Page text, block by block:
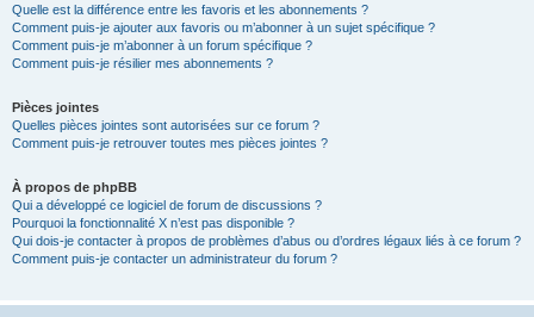
Quelle est la différence entre les favoris et les abonnements ?
Comment puis-je ajouter aux favoris ou m’abonner à un sujet spécifique ?
Comment puis-je m’abonner à un forum spécifique ?
Comment puis-je résilier mes abonnements ?
Pièces jointes
Quelles pièces jointes sont autorisées sur ce forum ?
Comment puis-je retrouver toutes mes pièces jointes ?
À propos de phpBB
Qui a développé ce logiciel de forum de discussions ?
Pourquoi la fonctionnalité X n’est pas disponible ?
Qui dois-je contacter à propos de problèmes d’abus ou d’ordres légaux liés à ce forum ?
Comment puis-je contacter un administrateur du forum ?